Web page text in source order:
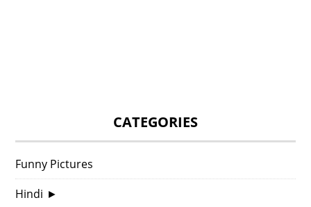
CATEGORIES
Funny Pictures
Hindi ►